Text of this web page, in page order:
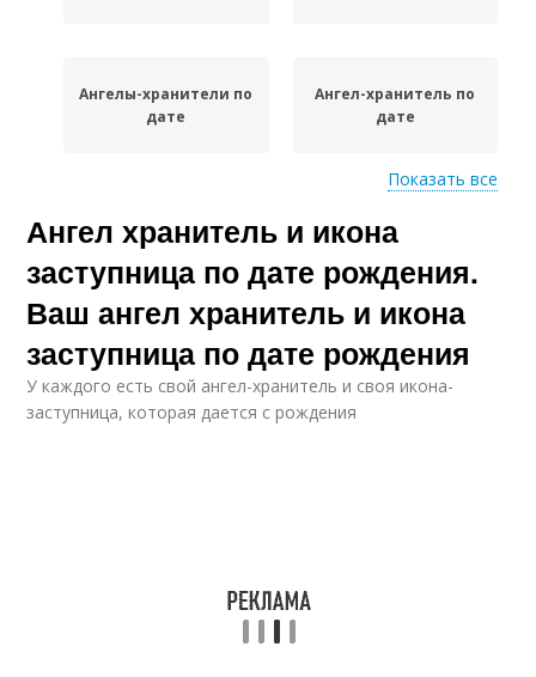
Ангелы-хранители по
дате
Ангел-хранитель по
дате
Икона по дате Цвета по дате
Цветок по дате Человек на судьбу
Показать все
Ангел хранитель и икона
заступница по дате рождения.
Ваш ангел хранитель и икона
заступница по дате рождения
У каждого есть свой ангел-хранитель и своя икона-
заступница, которая дается с рождения